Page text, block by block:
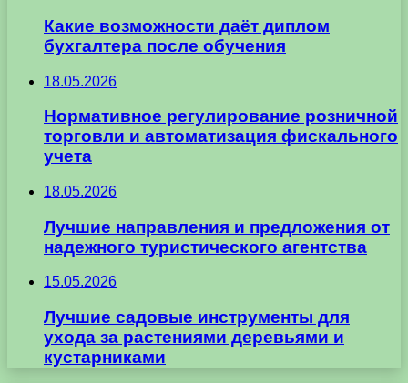
Какие возможности даёт диплом
бухгалтера после обучения
18.05.2026
Нормативное регулирование розничной
торговли и автоматизация фискального
учета
18.05.2026
Лучшие направления и предложения от
надежного туристического агентства
15.05.2026
Лучшие садовые инструменты для
ухода за растениями деревьями и
кустарниками